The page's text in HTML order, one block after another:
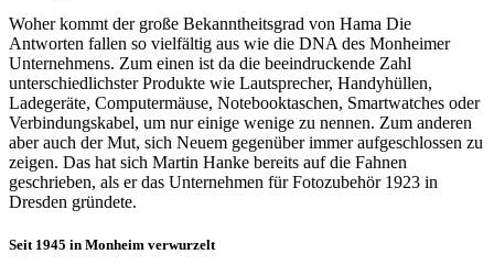
Woher kommt der große Bekanntheitsgrad von Hama Die
Antworten fallen so vielfältig aus wie die DNA des Monheimer
Unternehmens. Zum einen ist da die beeindruckende Zahl
unterschiedlichster Produkte wie Lautsprecher, Handyhüllen,
Ladegeräte, Computermäuse, Notebooktaschen, Smartwatches oder
Verbindungskabel, um nur einige wenige zu nennen. Zum anderen
aber auch der Mut, sich Neuem gegenüber immer aufgeschlossen zu
zeigen. Das hat sich Martin Hanke bereits auf die Fahnen
geschrieben, als er das Unternehmen für Fotozubehör 1923 in
Dresden gründete.
Seit 1945 in Monheim verwurzelt